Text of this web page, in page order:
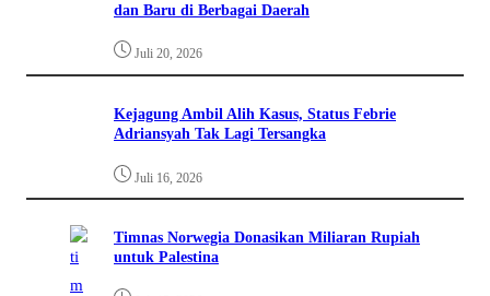
dan Baru di Berbagai Daerah
Juli 20, 2026
Kejagung Ambil Alih Kasus, Status Febrie
Adriansyah Tak Lagi Tersangka
Juli 16, 2026
Timnas Norwegia Donasikan Miliaran Rupiah
untuk Palestina